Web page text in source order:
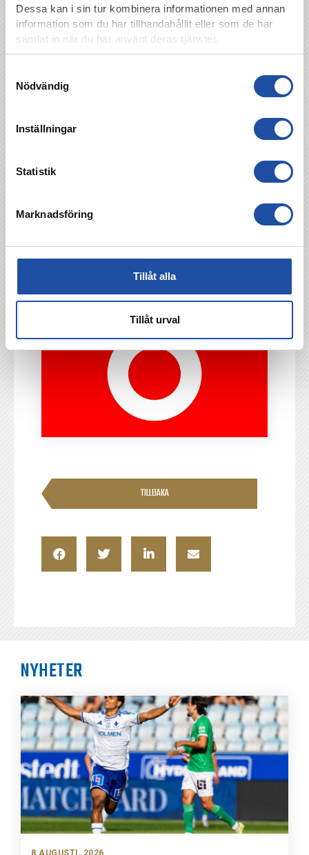
Dessa kan i sin tur kombinera informationen med annan
information som du har tillhandahållit eller som de har
samlat in när du har använt deras tjänster.
Nödvändig
Inställningar
Statistik
Marknadsföring
Tillåt alla
Tillåt urval
TILLBAKA
NYHETER